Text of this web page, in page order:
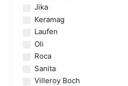
Jika
Keramag
Laufen
Oli
Roca
Sanita
Villeroy Boch